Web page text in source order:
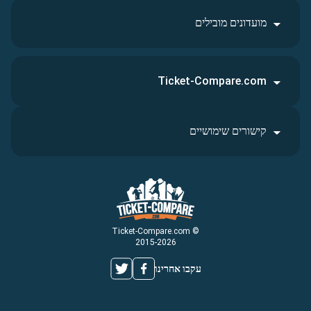
מועדונים מובילים
© Ticket-Compare.com
2015-2026
עקבו אחרינו
Ticket-Compare.com
קישורים שימושיים